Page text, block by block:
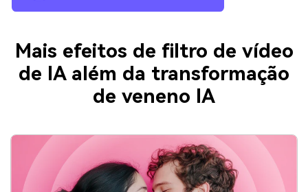
Mais efeitos de filtro de vídeo
de IA além da transformação
de veneno IA